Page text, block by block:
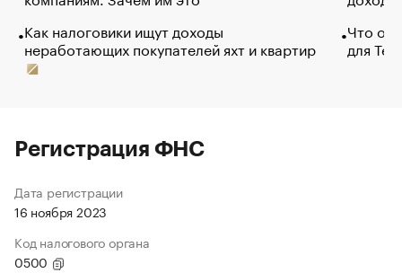
Как налоговики ищут доходы
неработающих покупателей яхт и квартир
Что
для
Регистрация ФНС
Дата регистрации
16 ноября 2023
Код налогового органа
0500